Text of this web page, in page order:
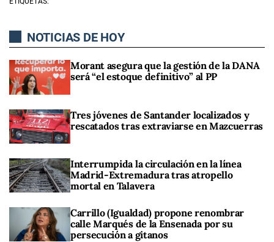
NOTICIAS DE HOY
Morant asegura que la gestión de la DANA
será “el estoque definitivo” al PP
Tres jóvenes de Santander localizados y
rescatados tras extraviarse en Mazcuerras
Interrumpida la circulación en la línea
Madrid-Extremadura tras atropello
mortal en Talavera
Carrillo (Igualdad) propone renombrar
calle Marqués de la Ensenada por su
persecución a gitanos